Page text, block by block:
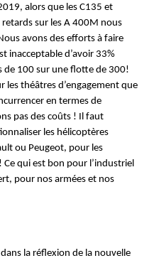
alors que les C135 et
retards sur les A 400M nous
avons des efforts à faire
inacceptable d’avoir 33%
de 100 sur une flotte de 300!
les théâtres d’engagement que
en termes de
pas des coûts ! Il faut
les hélicoptères
ou Peugeot, pour les
Ce qui est bon pour l’industriel
pour nos armées et nos
la réflexion de la nouvelle